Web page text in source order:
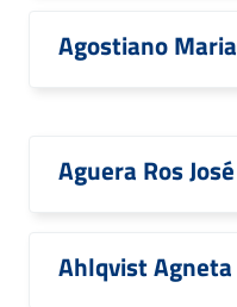
Agostiano Maria
Aguera Ros
Ahlqvist Agneta